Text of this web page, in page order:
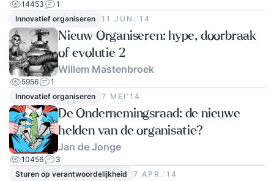
14453
1
Innovatief organiseren
11 JUN.‘14
Nieuw Organiseren: hype, doorbraak
of evolutie 2
Willem Mastenbroek
5956
1
Innovatief organiseren
7 MEI‘14
De Ondernemingsraad: de nieuwe
helden van de organisatie?
Jan de Jonge
10456
3
Sturen op verantwoordelijkheid
7 APR.‘14